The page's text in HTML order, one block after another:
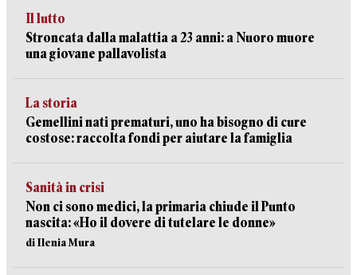
Il lutto
Stroncata dalla malattia a 23 anni: a Nuoro muore
una giovane pallavolista
La storia
Gemellini nati prematuri, uno ha bisogno di cure
costose: raccolta fondi per aiutare la famiglia
Sanità in crisi
Non ci sono medici, la primaria chiude il Punto
nascita: «Ho il dovere di tutelare le donne»
di Ilenia Mura